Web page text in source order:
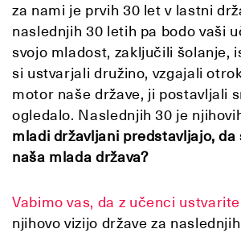
za nami je prvih 30 let v lastni
naslednjih 30 letih pa bodo vaši
svojo mladost, zaključili šolanje,
si ustvarjali družino, vzgajali
motor naše države, ji postavljali
ogledalo. Naslednjih 30 je
mladi državljani predstavljajo, da
naša mlada država?
Vabimo vas, da z učenci
njihovo vizijo države za